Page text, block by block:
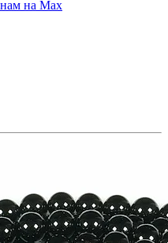
на Max